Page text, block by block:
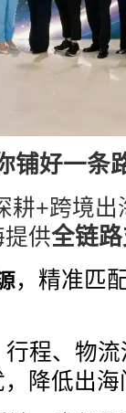
铺好一条
耕+跨境出
供全链
，精准匹
行程、物
降低出海